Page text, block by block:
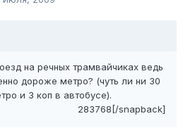
на речных трамвайчиках ведь
дороже метро? (чуть ли ни 30
и 3 коп в автобусе).
283768[/snapback]